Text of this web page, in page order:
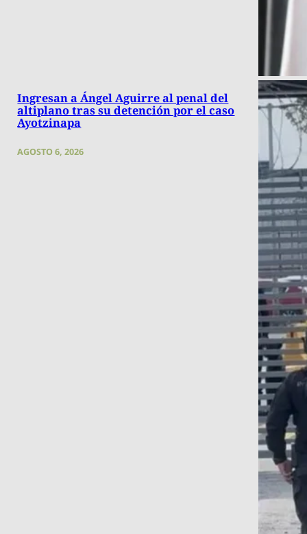
Ingresan a Ángel Aguirre al penal del
altiplano tras su detención por el caso
Ayotzinapa
AGOSTO 6, 2026